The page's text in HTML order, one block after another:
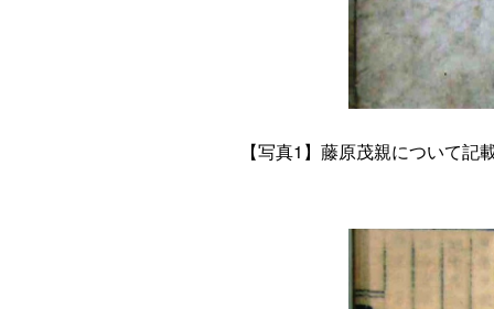
【写真1 】藤原茂親について記